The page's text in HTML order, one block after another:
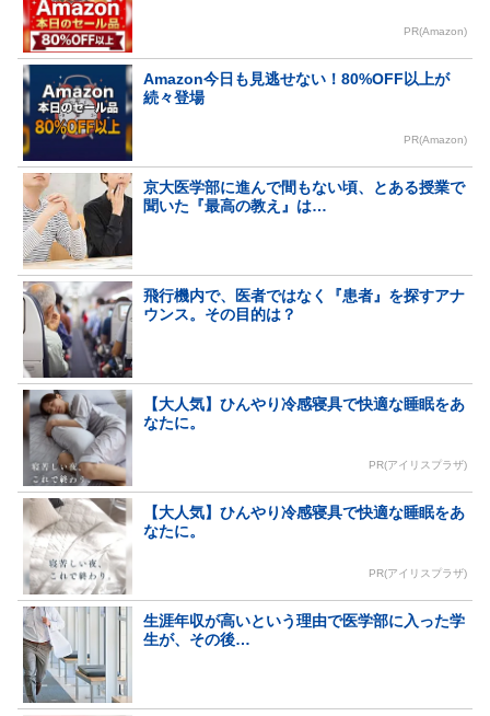
PR(Amazon)
Amazon今日も見逃せない！80%OFF以上が
続々登場
PR(Amazon)
京大医学部に進んで間もない頃、とある授業で
聞いた『最高の教え』は…
飛行機内で、医者ではなく『患者』を探すアナ
ウンス。その目的は？
【大人気】ひんやり冷感寝具で快適な睡眠をあ
なたに。
PR(アイリスプラザ)
【大人気】ひんやり冷感寝具で快適な睡眠をあ
なたに。
PR(アイリスプラザ)
生涯年収が高いという理由で医学部に入った学
生が、その後…